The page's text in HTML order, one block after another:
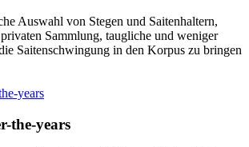
Auswahl von Stegen und Saitenhaltern,
Sammlung, taugliche und weniger
Saitenschwingung in den Korpus zu bringen
the-years